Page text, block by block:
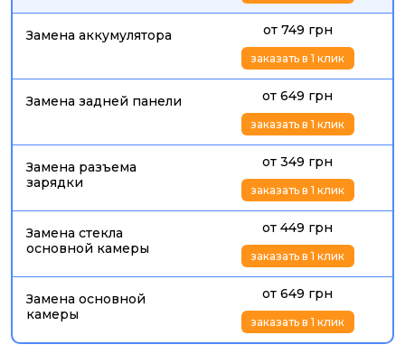
Замена аккумулятора от 749 грн
заказать в 1 клик
Замена задней панели от 649 грн
заказать в 1 клик
Замена разъема
зарядки
от 349 грн
заказать в 1 клик
Замена стекла
основной камеры
от 449 грн
заказать в 1 клик
Замена основной
камеры
от 649 грн
заказать в 1 клик